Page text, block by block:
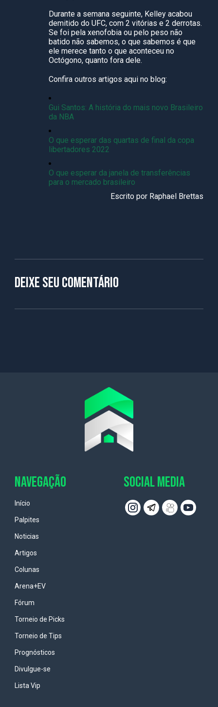
Durante a semana seguinte, Kelley acabou
demitido do UFC, com 2 vitórias e 2 derrotas.
Se foi pela xenofobia ou pelo peso não
batido não sabemos, o que sabemos é que
ele merece tanto o que aconteceu no
Octógono, quanto fora dele.
Confira outros artigos aqui no blog:
Gui Santos: A história do mais novo Brasileiro
da NBA
O que esperar das quartas de final da copa
libertadores 2022
O que esperar da janela de transferências
para o mercado brasileiro
Escrito por Raphael Brettas
Deixe seu comentário
NAVEGAÇÃO
Início
Palpites
Noticias
Artigos
Colunas
Arena+EV
Fórum
Torneio de Picks
Torneio de Tips
Prognósticos
Divulgue-se
Lista Vip
SOCIAL MEDIA